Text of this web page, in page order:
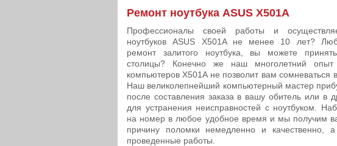
Ремонт ноутбука ASUS X501A
Профессионалы своей работы и
ноутбуков ASUS X501A не менее 10 лет?
ремонт залитого ноутбука, вы можете
столицы? Конечно же наш многолетний опыт
компьютеров X501A не позволит вам сомневаться
Наш великолепнейший компьютерный мастер
после составления заказа в вашу обитель или в
для устранения неисправностей с ноутбуком.
на номер в любое удобное время и мы получим
причину поломки немедленно и качественно,
проведенные работы.